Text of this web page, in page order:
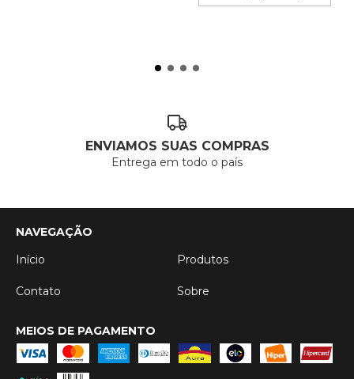
ENVIAMOS SUAS COMPRAS
Entrega em todo o país
NAVEGAÇÃO
Início
Produtos
Contato Sobre
MEIOS DE PAGAMENTO